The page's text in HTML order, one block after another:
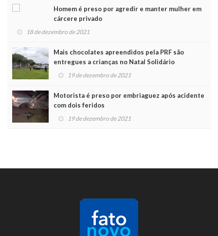
Homem é preso por agredir e manter mulher em
cárcere privado
18 de dezembro de 2021
Mais chocolates apreendidos pela PRF são
entregues a crianças no Natal Solidário
19 de dezembro de 2021
Motorista é preso por embriaguez após acidente
com dois feridos
19 de dezembro de 2021